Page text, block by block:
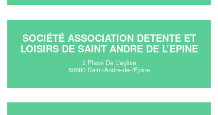
SOCIÉTÉ ASSOCIATION DETENTE ET
LOISIRS DE SAINT ANDRE DE L’EPINE
2 Place De L'eglise
50680 Saint-Andre-de-l'Epine